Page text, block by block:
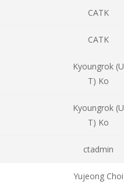
CATK
CATK
Kyoungrok (U
T) Ko
Kyoungrok (U
T) Ko
ctadmin
Yujeong Choi